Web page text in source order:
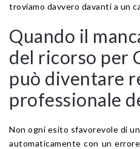
troviamo davvero davanti a un
Quando il
del ricorso per
può diventare
professionale
Non ogni esito sfavorevole di
automaticamente con un